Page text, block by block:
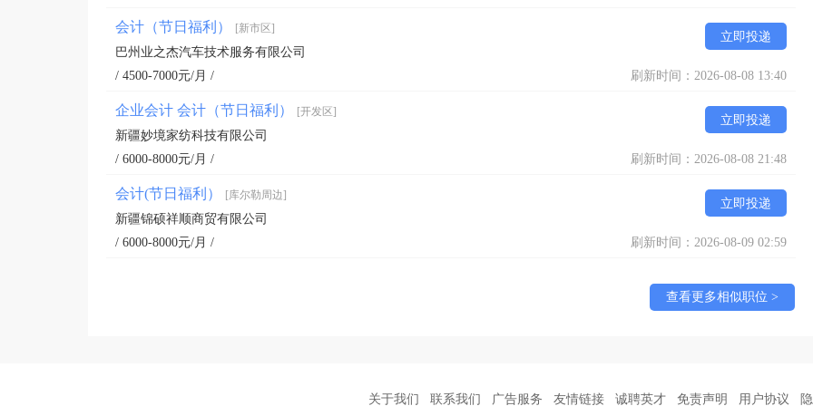
会计（节日福利） [新市区]
立即投递
巴州业之杰汽车技术服务有限公司
/ 4500-7000元/月 /
刷新时间：2026-08-08 13:40
企业会计 会计（节日福利） [开发区]
立即投递
新疆妙境家纺科技有限公司
/ 6000-8000元/月 /
刷新时间：2026-08-08 21:48
会计(节日福利） [库尔勒周边]
立即投递
新疆锦硕祥顺商贸有限公司
/ 6000-8000元/月 /
刷新时间：2026-08-09 02:59
查看更多相似职位 >
关于我们 联系我们 广告服务 友情链接 诚聘英才 免责声明 用户协议